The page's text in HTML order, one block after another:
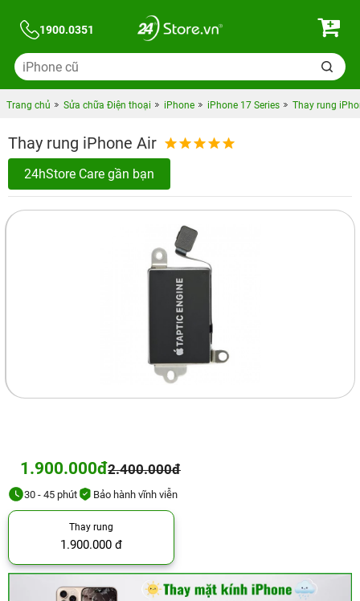
1900.0351
Trang chủ Sửa chữa Điện thoại iPhone iPhone 17 Series Thay rung
Thay rung iPhone Air
24hStore Care gần bạn
1.900.000đ2.400.000đ
30 - 45 phút Bảo hành vĩnh viễn
Thay rung
1.900.000 đ